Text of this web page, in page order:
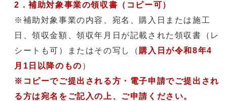
2．補助対象事業の領収書（コピー可）
※補助対象事業の内容、宛名、購入日または施工
日、領収金額、領収年月日が記載された領収書（レ
シートも可）またはその写し（ 購入日が令和8年4
月1日以降のもの ）
※コピーでご提出される方・電子申請でご提出され
る方は宛名をご記入の上、ご申請ください。